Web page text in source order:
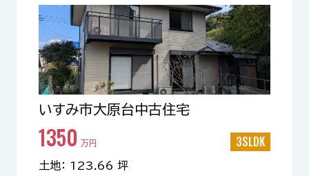
いすみ市大原台中古住宅
1350 万円 3SLDK
土地： 123.66 坪